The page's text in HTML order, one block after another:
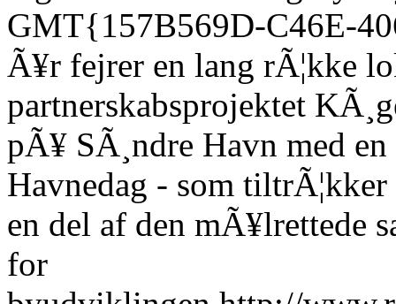
GMT{157B569D-C46E-
Ã¥r fejrer en lang rÃ¦kke
partnerskabsprojektet
pÃ¥ SÃ¸ndre Havn med
Havnedag - som
en del af den mÃ¥lrettede
for